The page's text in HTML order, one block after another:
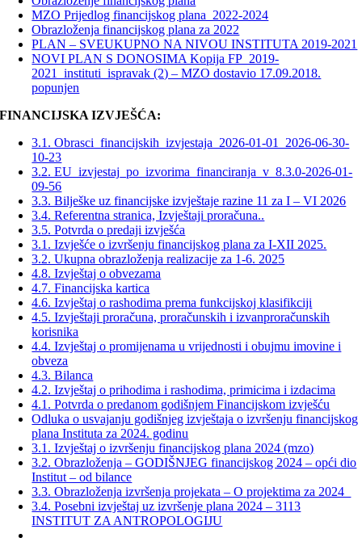
MZO Prijedlog financijskog plana_2022-2024
Obrazloženja financijskog plana za 2022
PLAN – SVEUKUPNO NA NIVOU INSTITUTA 2019-2021
NOVI PLAN S DONOSIMA Kopija FP_2019-
2021_instituti_ispravak (2) – MZO dostavio 17.09.2018.
popunjen
FINANCIJSKA IZVJEŠĆA:
3.1. Obrasci_financijskih_izvjestaja_2026-01-01_2026-06-30-
10-23
3.2. EU_izvjestaj_po_izvorima_financiranja_v_8.3.0-2026-01-
09-56
3.3. Bilješke uz financijske izvještaje razine 11 za I – VI 2026
3.4. Referentna stranica, Izvještaji proračuna..
3.5. Potvrda o predaji izvješća
3.1. Izvješće o izvršenju financijskog plana za I-XII 2025.
3.2. Ukupna obrazloženja realizacije za 1-6. 2025
4.8. Izvještaj o obvezama
4.7. Financijska kartica
4.6. Izvještaj o rashodima prema funkcijskoj klasifikciji
4.5. Izvještaji proračuna, proračunskih i izvanproračunskih
korisnika
4.4. Izvještaj o promijenama u vrijednosti i obujmu imovine i
obveza
4.3. Bilanca
4.2. Izvještaj o prihodima i rashodima, primicima i izdacima
4.1. Potvrda o predanom godišnjem Financijskom izvješću
Odluka o usvajanju godišnjeg izvještaja o izvršenju financijskog
plana Instituta za 2024. godinu
3.1. Izvještaj o izvršenju financijskog plana 2024 (mzo)
3.2. Obrazloženja – GODIŠNJEG financijskog 2024 – opći dio
Institut – od bilance
3.3. Obrazloženja izvršenja projekata – O projektima za 2024_
3.4. Posebni izvještaj uz izvršenje plana 2024 – 3113
INSTITUT ZA ANTROPOLOGIJU